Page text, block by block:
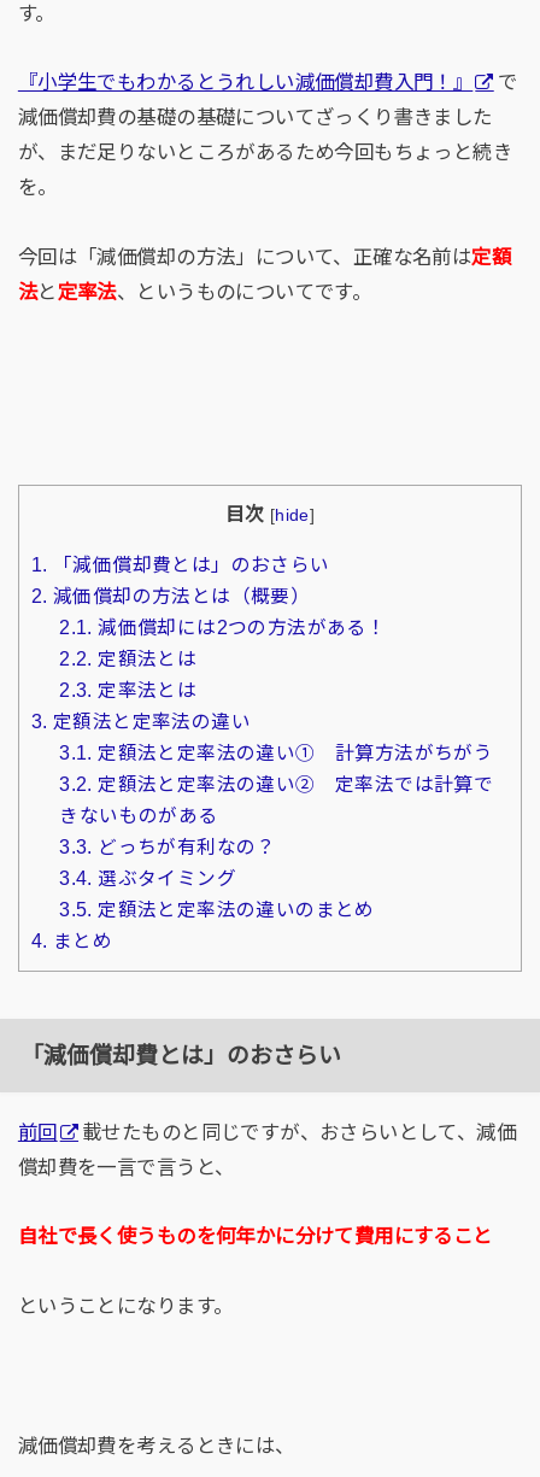
す。
『小学生でもわかるとうれしい減価償却費入門！』
で
減価償却費の基礎の基礎についてざっくり書きました
が、まだ足りないところがあるため今回もちょっと続き
を。
今回は「減価償却の方法」について、正確な名前は定額
法と 定率法、というものについてです。
目次 [hide]
1. 「減価償却費とは」のおさらい
2. 減価償却の方法とは（概要）
2.1. 減価償却には2つの方法がある！
2.2. 定額法とは
2.3. 定率法とは
3. 定額法と定率法の違い
3.1. 定額法と定率法の違い① 計算方法がちがう
3.2. 定額法と定率法の違い② 定率法では計算で
きないものがある
3.3. どっちが有利なの？
3.4. 選ぶタイミング
3.5. 定額法と定率法の違いのまとめ
4. まとめ
「減価償却費とは」のおさらい
前回
載せたものと同じですが、おさらいとして、減価
償却費を一言で言うと、
自社で長く使うものを何年かに分けて費用にすること
ということになります。
減価償却費を考えるときには、